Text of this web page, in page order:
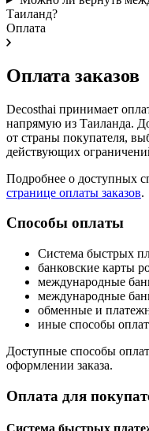
Таиланд?
Оплата
Оплата заказов
Decosthai принимает
напрямую из Таиланда.
от страны покупателя,
действующих
Подробнее о доступных
странице оплаты заказов.
Способы оплаты
Система быстрых
банковские карты
международные
международные
обменные и
иные способы
Доступные способы
оформлении заказа.
Оплата для
Система быстрых